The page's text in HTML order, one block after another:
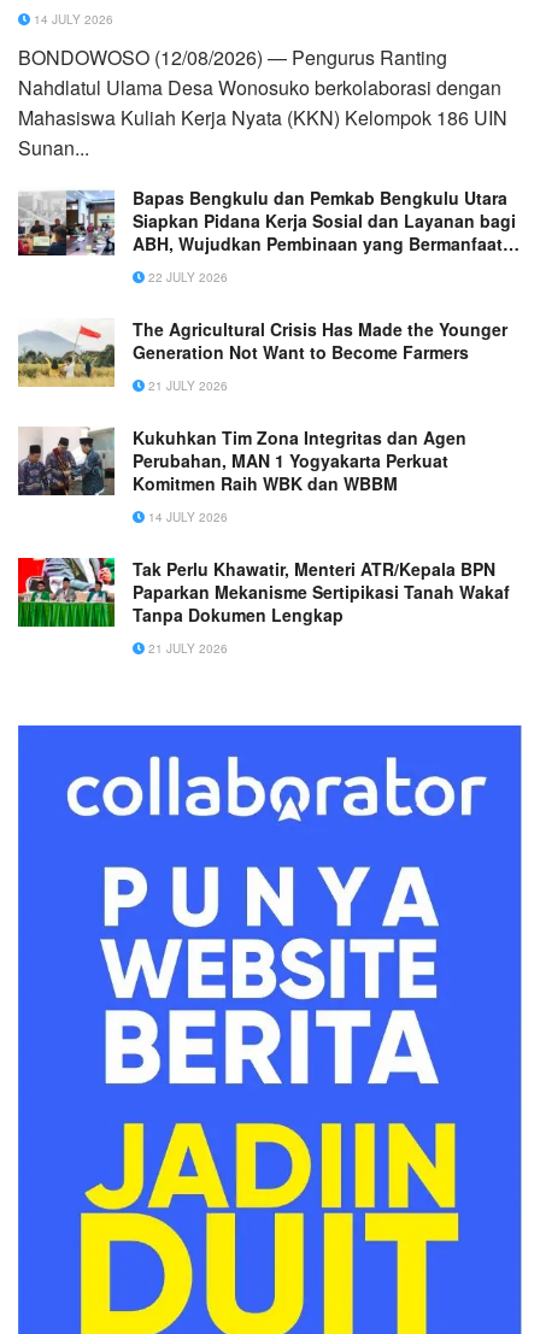
14 JULY 2026
BONDOWOSO (12/08/2026) — Pengurus Ranting
Nahdlatul Ulama Desa Wonosuko berkolaborasi dengan
Mahasiswa Kuliah Kerja Nyata (KKN) Kelompok 186 UIN
Sunan...
Bapas Bengkulu dan Pemkab Bengkulu Utara
Siapkan Pidana Kerja Sosial dan Layanan bagi
ABH, Wujudkan Pembinaan yang Bermanfaat
untuk Masyarakat
22 JULY 2026
The Agricultural Crisis Has Made the Younger
Generation Not Want to Become Farmers
21 JULY 2026
Kukuhkan Tim Zona Integritas dan Agen
Perubahan, MAN 1 Yogyakarta Perkuat
Komitmen Raih WBK dan WBBM
14 JULY 2026
Tak Perlu Khawatir, Menteri ATR/Kepala BPN
Paparkan Mekanisme Sertipikasi Tanah Wakaf
Tanpa Dokumen Lengkap
21 JULY 2026